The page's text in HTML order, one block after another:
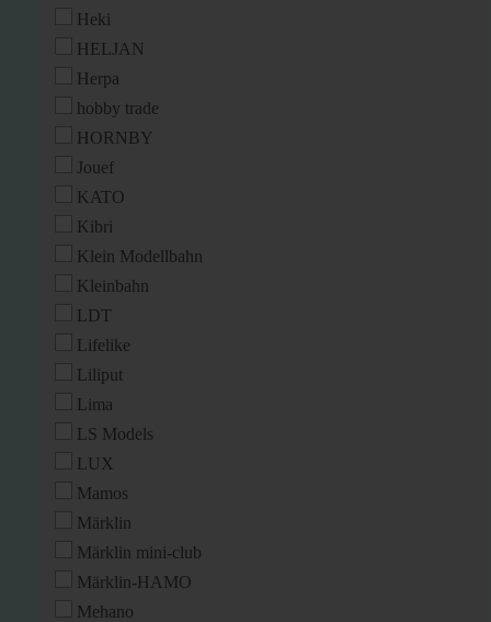
Heki
HELJAN
Herpa
hobby trade
HORNBY
Jouef
KATO
Kibri
Klein Modellbahn
Kleinbahn
LDT
Lifelike
Liliput
Lima
LS Models
LUX
Mamos
Märklin
Märklin mini-club
Märklin-HAMO
Mehano